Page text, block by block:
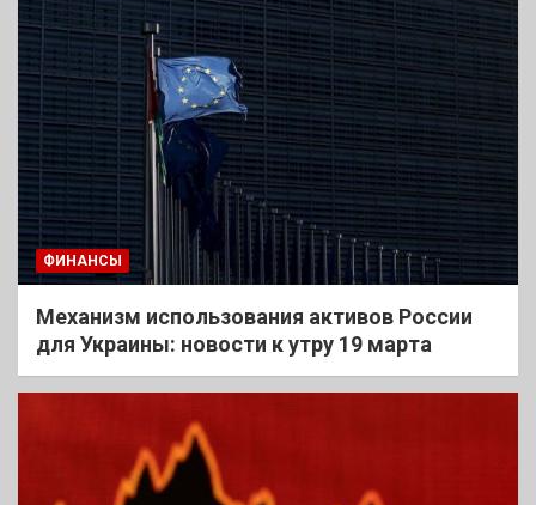
ФИНАНСЫ
Механизм использования активов России
для Украины: новости к утру 19 марта